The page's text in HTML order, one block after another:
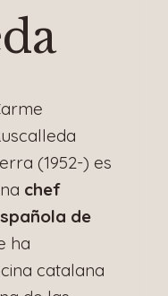
(1952-) es
chef
de
ha
catalana